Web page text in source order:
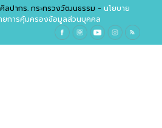
ปากร. กระทรวงวัฒนธรรม - นโยบาย
ยการคุ้มครองข้อมูลส่วนบุคคล